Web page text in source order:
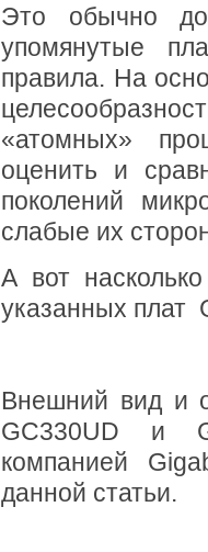
Это обычно
упомянутые
правила. На
«атомных»
оценить и
поколений
слабые их
А вот
указанных плат
Внешний вид и
GC330UD и
компанией
данной статьи.